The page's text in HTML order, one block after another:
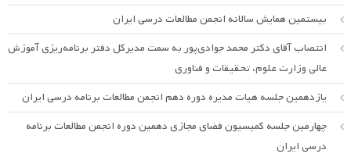
بیستمین همایش سالانه انجمن مطالعات درسی ایران
انتصاب آقای دکتر محمد جوادی‌پور به سمت مدیرکل دفتر برنامه‌ریزی آموزش
عالی وزارت علوم، تحقیقات و فناوری
یازدهمین جلسه هیات مدیره دوره دهم انجمن مطالعات برنامه درسی ایران
چهارمین جلسه کمیسیون فضای مجازی دهمین دوره انجمن مطالعات برنامه
درسی ایران